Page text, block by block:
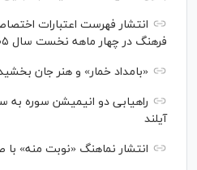
انتشار فهرست اعتبارات
فرهنگ در چهار ماهه نخست سال ۱۴۰۵
«بامداد خمار» و هنر جان
راهیابی دو انیمیشن سوره به
آیلند
انتشار نماهنگ «نوبت منه» با